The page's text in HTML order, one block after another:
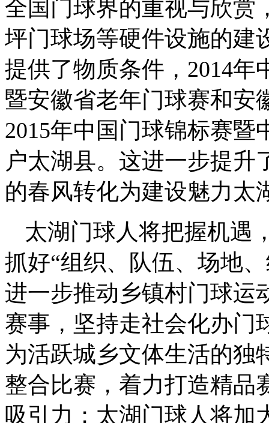
全国门球界的重视与欣赏
坪门球场等硬件设施的建
提供了物质条件， 2014年
暨安徽省老年门球赛和安
2015年中国门球锦标赛暨
户太湖县。这进一步提升
的春风转化为建设魅力太
太湖门球人将把握机遇
抓好“组织、队伍、场地
进一步推动乡镇村门球运
赛事，坚持走社会化办门
为活跃城乡文体生活的独
整合比赛，着力打造精品
吸引力；太湖门球人将加